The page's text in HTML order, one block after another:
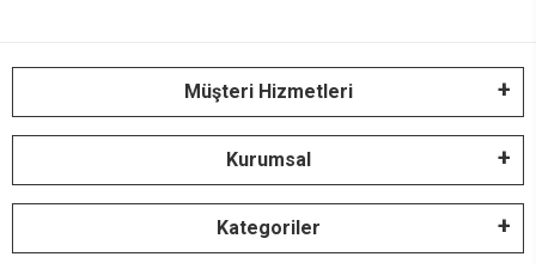
Müşteri Hizmetleri
Kurumsal
Kategoriler